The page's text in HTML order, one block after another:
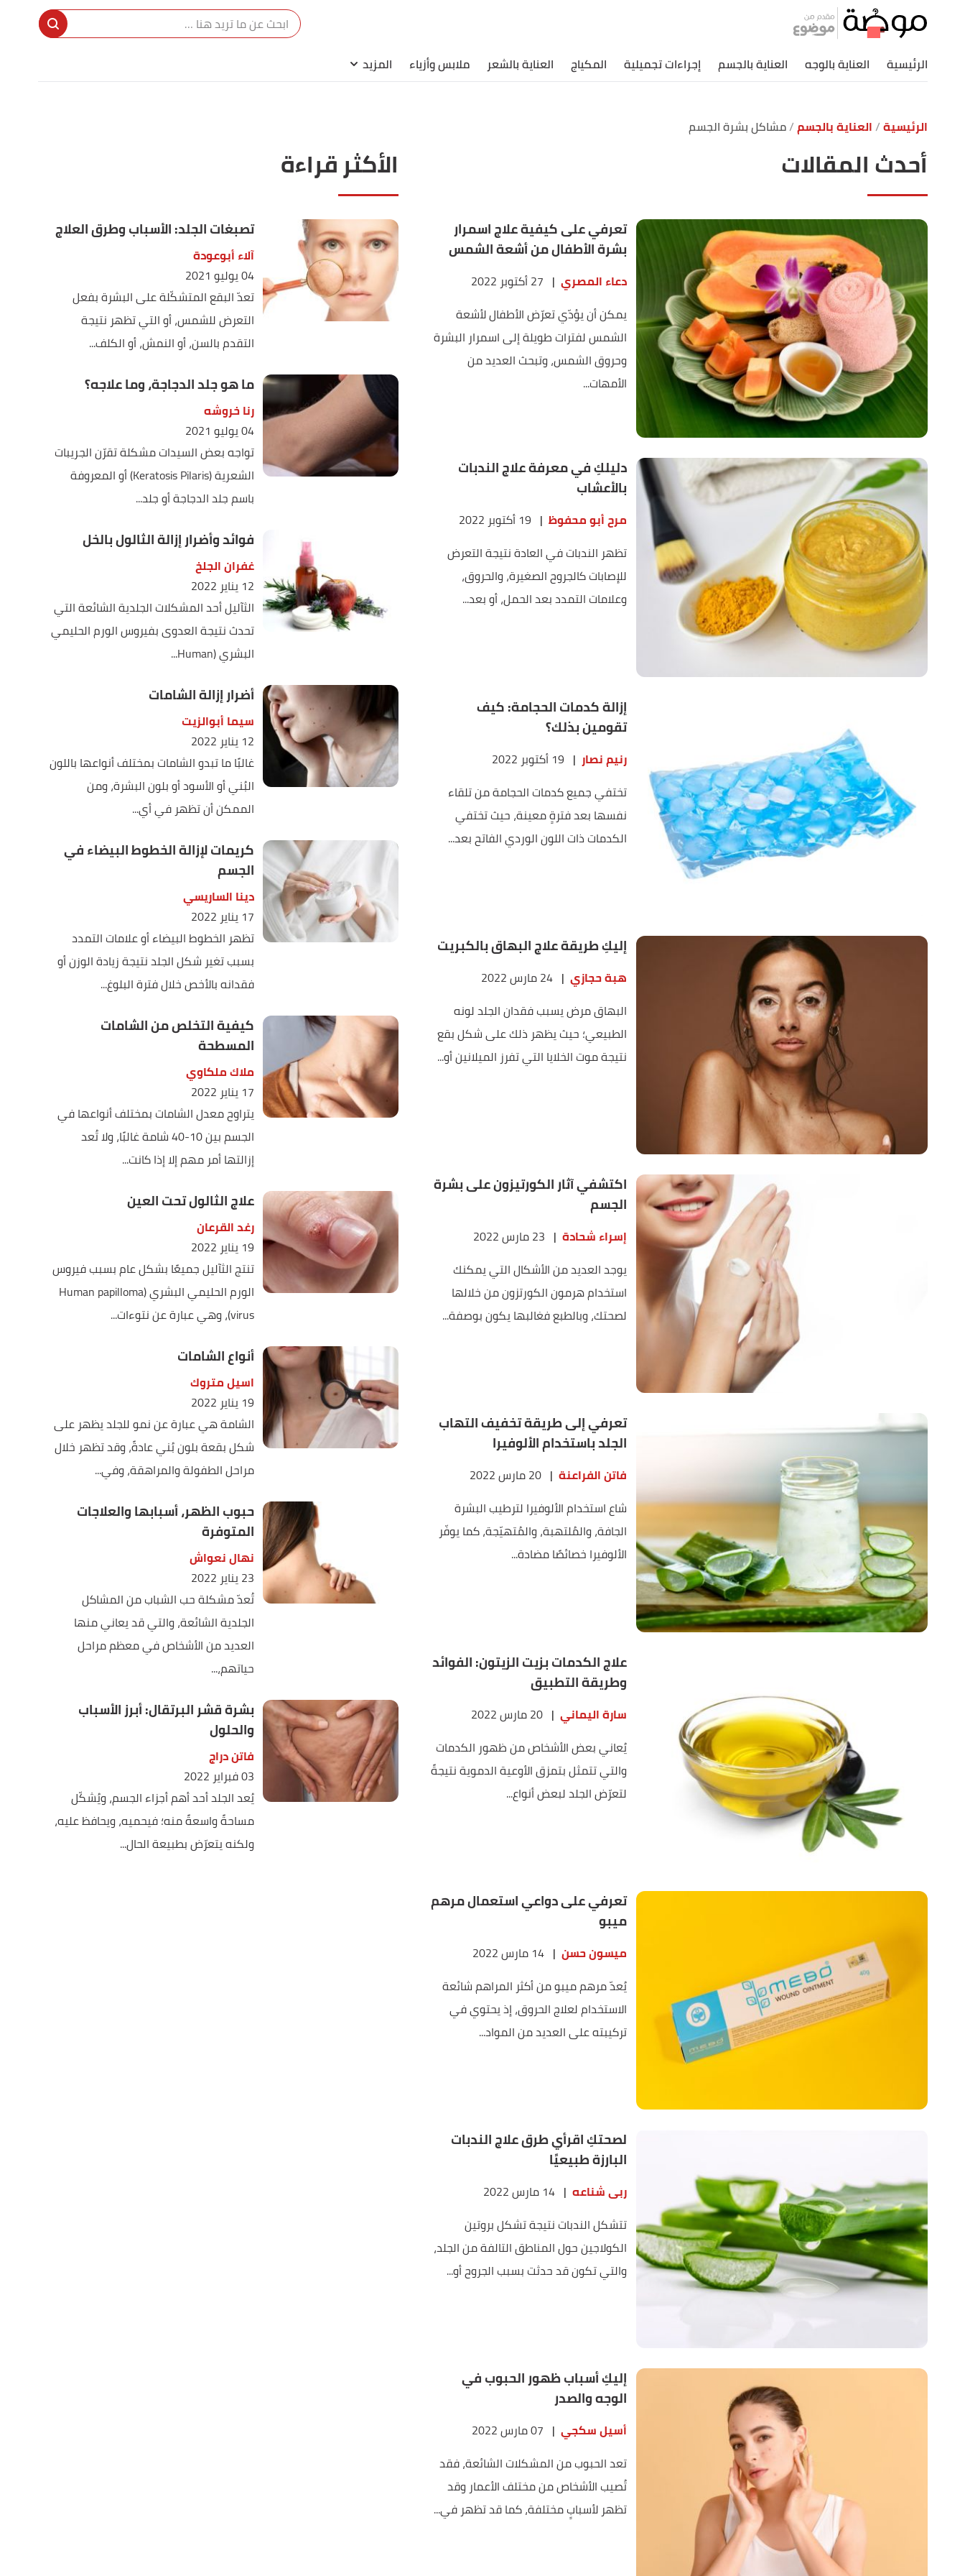
الرئيسية العناية بالوجه العناية بالجسم إجراءات تجميلية المكياج العناية بالشعر ملابس وأزياء المزيد
الرئيسية العناية بالجسم مشاكل بشرة الجسم
أحدث المقالات
تعرفي على كيفية علاج اسمرار
بشرة الأطفال من أشعة الشمس
دعاء المصري | 27 أكتوبر 2022
يمكن أن يؤدّي تعرّض الأطفال لأشعة
الشمس لفترات طويلة إلى اسمرار البشرة
وحروق الشمس، وتبحث العديد من
الأمهات...
دليلكِ في معرفة علاج الندبات
بالأعشاب
مرح أبو محفوظ | 19 أكتوبر 2022
تظهر الندبات في العادة نتيجة التعرض
للإصابات كالجروح الصغيرة، والحروق،
وعلامات التمدد بعد الحمل، أو بعد...
إزالة كدمات الحجامة: كيف
تقومين بذلك؟
رنيم نصار | 19 أكتوبر 2022
تختفي جميع كدمات الحجامة من تلقاء
نفسها بعد فترةٍ معينة، حيث تختفي
الكدمات ذات اللون الوردي الفاتح بعد...
إليكِ طريقة علاج البهاق بالكبريت
هبة حجازي | 24 مارس 2022
البهاق مرض يسبب فقدان الجلد لونه
الطبيعي؛ حيث يظهر ذلك على شكل بقع
نتيجة موت الخلايا التي تفرز الميلانين أو...
اكتشفي آثار الكورتيزون على بشرة
الجسم
إسراء شحادة | 23 مارس 2022
يوجد العديد من الأشكال التي يمكنك
استخدام هرمون الكورتزون من خلالها
لصحتك، وبالطبع فغالبها يكون بوصفة...
تعرفي إلى طريقة تخفيف التهاب
الجلد باستخدام الألوفيرا
فاتن الفراعنة | 20 مارس 2022
شاع استخدام الألوفيرا لترطيب البشرة
الجافة، والمُلتهبة، والمُتهيّجة، كما يوفّر
الألوفيرا خصائصًا مضادة...
علاج الكدمات بزيت الزيتون: الفوائد
وطريقة التطبيق
سارة اليماني | 20 مارس 2022
يُعاني بعض الأشخاص من ظهور الكدمات
والتي تتمثل بتمزق الأوعية الدموية نتيجةً
لتعرّض الجلد لبعض أنواع...
تعرفي على دواعي استعمال مرهم
ميبو
ميسون حسن | 14 مارس 2022
يُعدّ مرهم ميبو من أكثر المراهم شائعة
الاستخدام لعلاج الحروق، إذ يحتوي في
تركيبته على العديد من المواد...
لصحتكِ اقرأي طرق علاج الندبات
البارزة طبيعيًا
ربى شناعه | 14 مارس 2022
تتشكل الندبات نتيجة تشكل بروتين
الكولاجين حول المناطق التالفة من الجلد،
والتي تكون قد حدثت بسبب الجروح أو...
إليكِ أسباب ظهور الحبوب في
الوجه والصدر
أسيل سكجي | 07 مارس 2022
تعد الحبوب من المشكلات الشائعة، فقد
تُصيب الأشخاص من مختلف الأعمار وقد
تظهر لأسبابٍ مختلفة، كما قد تظهر في...
الأكثر قراءة
تصبغات الجلد: الأسباب وطرق العلاج
آلاء أبوعودة
04 يوليو 2021
تعدّ البقع المتشكّلة على البشرة بفعل
التعرض للشمس، أو التي تظهر نتيجة
التقدم بالسن، أو النمش، أو الكلف...
ما هو جلد الدجاجة، وما علاجه؟
رنا خروشه
04 يوليو 2021
تواجه بعض السيدات مشكلة تقرّن الجريبات
الشعرية (Keratosis Pilaris) أو المعروفة
باسم جلد الدجاجة أو جلد...
فوائد وأضرار إزالة الثالول بالخل
غفران الجلخ
12 يناير 2022
الثآليل أحد المشكلات الجلدية الشائعة التي
تحدث نتيجة العدوى بفيروس الورم الحليمي
البشري (Human...
أضرار إزالة الشامات
سيما أبوالزيت
12 يناير 2022
غالبًا ما تبدو الشامات بمختلف أنواعها باللون
البُني أو الأسود أو بلون البشرة، ومن
الممكن أن تظهر في أي...
كريمات لإزالة الخطوط البيضاء في
الجسم
دينا الساريسي
17 يناير 2022
تظهر الخطوط البيضاء أو علامات التمدد
بسبب تغير شكل الجلد نتيجة زيادة الوزن أو
فقدانه بالأخص خلال فترة البلوغ...
كيفية التخلص من الشامات
المسطحة
ملاك ملكاوي
17 يناير 2022
يتراوح معدل الشامات بمختلف أنواعها في
الجسم بين 10-40 شامة غالبًا، ولا تُعد
إزالتها أمر مهم إلا إذا كانت...
علاج الثالول تحت العين
رغد القرعان
19 يناير 2022
تنتج الثآليل جميعًا بشكل عام بسبب فيروس
الورم الحليمي البشري (Human papilloma
virus)، وهي عبارة عن نتوءات...
أنواع الشامات
اسيل متروك
19 يناير 2022
الشامة هي عبارة عن نمو للجلد يظهر على
شكل بقعة بلون بُني عادةً، وقد تظهر خلال
مراحل الطفولة والمراهقة، وفي...
حبوب الظهر، أسبابها والعلاجات
المتوفرة
نهال نعواش
23 يناير 2022
تُعدّ مشكلة حب الشباب من المشاكل
الجلدية الشائعة، والتي قد يعاني منها
العديد من الأشخاص في معظم مراحل
حياتهم،...
بشرة قشر البرتقال: أبرز الأسباب
والحلول
فاتن دراج
03 فبراير 2022
يُعد الجلد أحد أهم أجزاء الجسم، ويُشكّل
مساحةً واسعةً منه؛ فيحميه، ويحافظ عليه،
ولكنه يتعرّض بطبيعة الحال...